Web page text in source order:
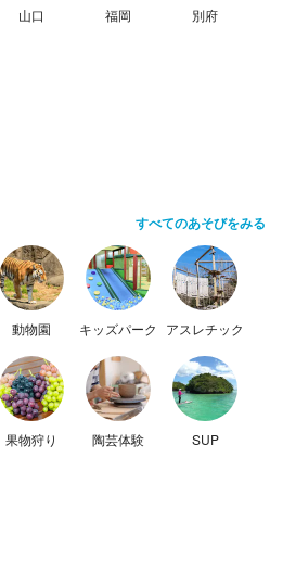
山口 福岡 別府
すべてのあそびをみる
動物園 キッズパーク アスレチック
果物狩り 陶芸体験 SUP